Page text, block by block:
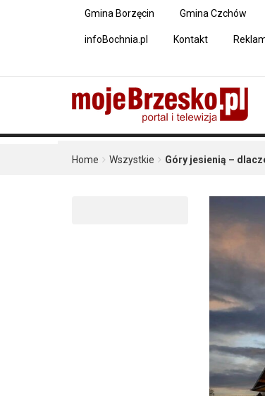
Gmina Borzęcin Gmina Czchów
infoBochnia.pl Kontakt
Home Wszystkie Góry jesienią –